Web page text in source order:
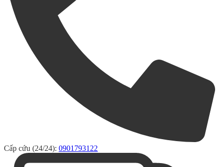
Cấp cứu (24/24): 0901793122